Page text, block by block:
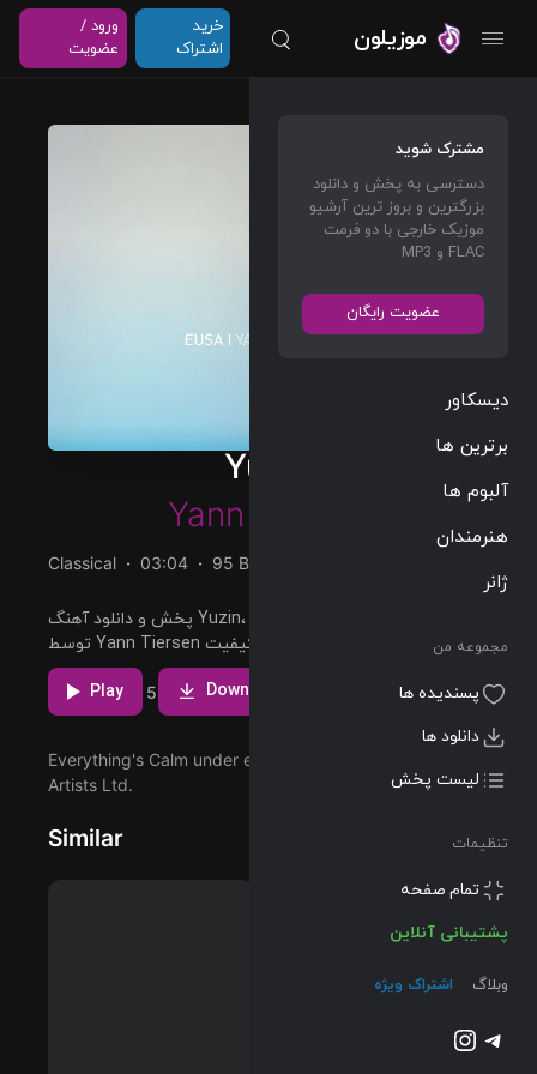
موزیلون
خرید
اشتراک
ورود /
عضویت
مشترک شوید
دسترسی به پخش و دانلود
بزرگترین و بروز ترین آرشیو
موزیک خارجی با دو فرمت
FLAC و MP3
عضویت رایگان
دیسکاور
برترین ها
آلبوم ها
هنرمندان
ژانر
مجموعه من
پسندیده ها
دانلود ها
لیست پخش
تنظیمات
پشتیبانی آنلاین
وبلاگ اشتراک ویژه
تلگرام
اینستاگرم
@2023-2026 Musilon
Yuzin
Yann Tiersen
Classical 03:04 95 BPM
پخش و دانلود آهنگ Yuzin، یازدهمین ترک از آلبوم EUSA که
توسط Yann Tiersen اجرا شده است را میتوانید با دو کیفیت
مشاهده بیشتر
Play Download
Everything's Calm under exclusive license to Mute